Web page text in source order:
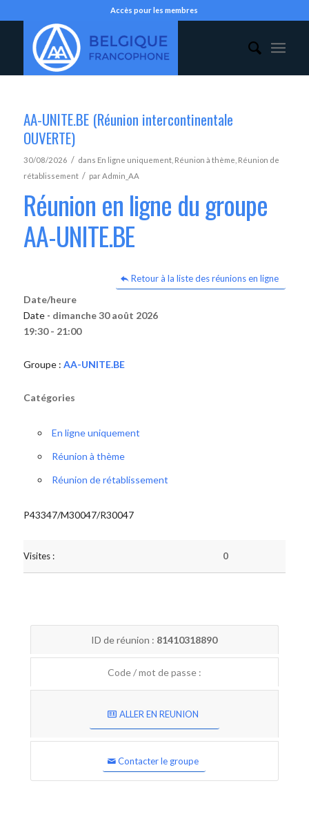
Accès pour les membres
AA-UNITE.BE (Réunion intercontinentale
OUVERTE)
30/08/2026 / dans En ligne uniquement, Réunion à thème Réunion de
rétablissement / parAdmin_AA
Réunion en ligne du groupe
AA-UNITE.BE
Retour à la liste des réunions en ligne
Date/heure
Date - dimanche 30 août 2026
19:30 - 21:00
Groupe : AA-UNITE.BE
Catégories
En ligne uniquement
Réunion à thème
Réunion de rétablissement
P43347/M30047/R30047
Visites : 0
ID de réunion : 81410318890
Code / mot de passe :
ALLER EN REUNION
Contacter le groupe